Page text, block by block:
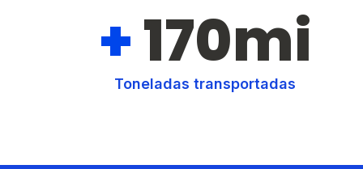
+170mi
Toneladas transportadas